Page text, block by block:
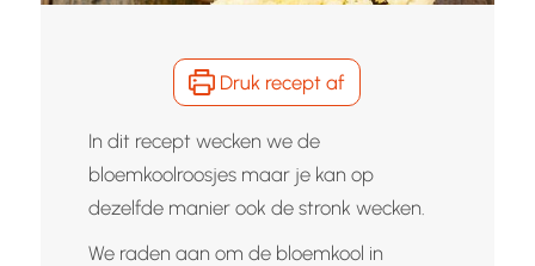
Druk recept af
In dit recept wecken we de
bloemkoolroosjes maar je kan op
dezelfde manier ook de stronk wecken.
We raden aan om de bloemkool in